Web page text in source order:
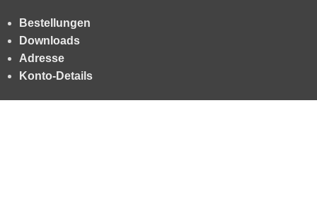
Bestellungen
Downloads
Adresse
Konto-Details